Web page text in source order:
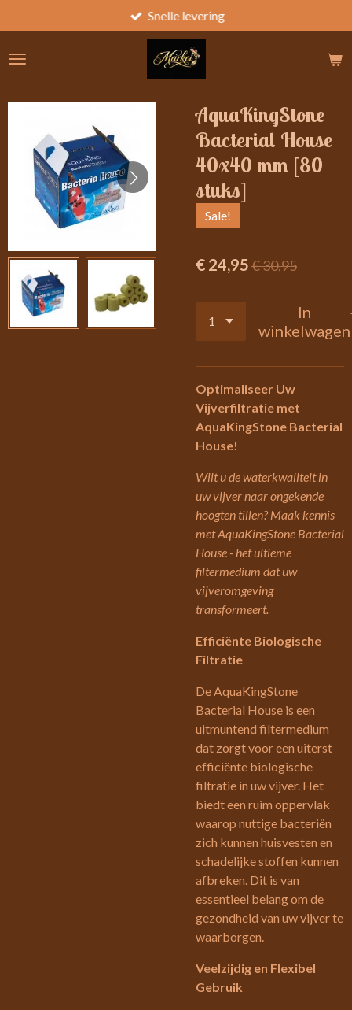
direct
naar
Snelle levering
AquaKingStone
Bacterial House
40x40 mm [80
stuks]
Sale!
€ 24,95€ 30,95
In
winkelwagen
Optimaliseer Uw
Vijverfiltratie met
AquaKingStone Bacterial
House!
Wilt u de waterkwaliteit in
uw vijver naar ongekende
hoogten tillen? Maak kennis
met AquaKingStone Bacterial
House - het ultieme
filtermedium dat uw
vijveromgeving
transformeert.
Efficiënte Biologische
Filtratie
De AquaKingStone
Bacterial House is een
uitmuntend filtermedium
dat zorgt voor een uiterst
efficiënte biologische
filtratie in uw vijver. Het
biedt een ruim oppervlak
waarop nuttige bacteriën
zich kunnen huisvesten en
schadelijke stoffen kunnen
afbreken. Dit is van
essentieel belang om de
gezondheid van uw vijver te
waarborgen.
Veelzijdig en Flexibel
Gebruik